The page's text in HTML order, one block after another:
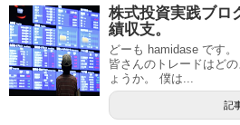
株式投資実践ブロ
績収支。
どーも hamidase です
皆さんのトレードはど
ょうか。 僕は...
記